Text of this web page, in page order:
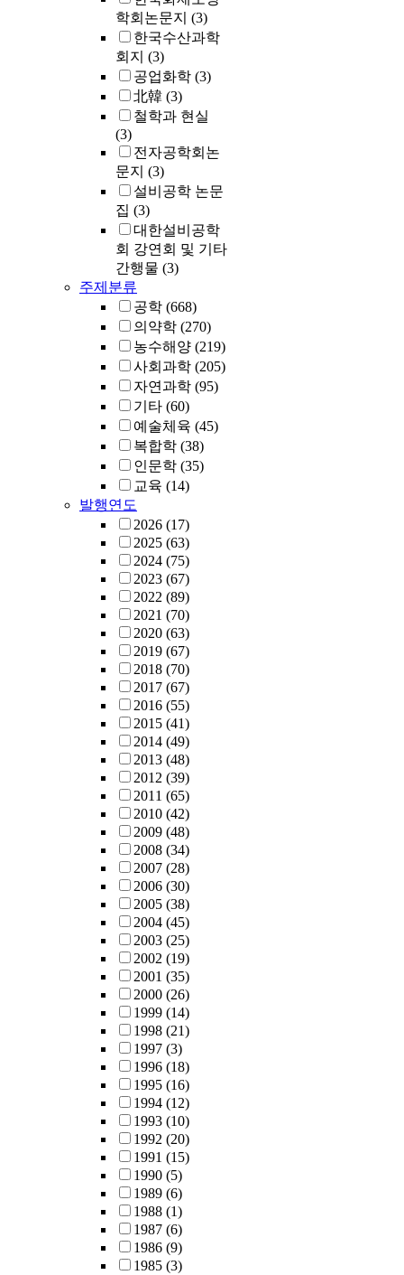
학회논문지 (3)
한국수산과학
회지 (3)
공업화학 (3)
北韓 (3)
철학과 현실
(3)
전자공학회논
문지 (3)
설비공학 논문
집 (3)
대한설비공학
회 강연회 및 기타
간행물 (3)
주제분류
공학 (668)
의약학 (270)
농수해양 (219)
사회과학 (205)
자연과학 (95)
기타 (60)
예술체육 (45)
복합학 (38)
인문학 (35)
교육 (14)
발행연도
2026 (17)
2025 (63)
2024 (75)
2023 (67)
2022 (89)
2021 (70)
2020 (63)
2019 (67)
2018 (70)
2017 (67)
2016 (55)
2015 (41)
2014 (49)
2013 (48)
2012 (39)
2011 (65)
2010 (42)
2009 (48)
2008 (34)
2007 (28)
2006 (30)
2005 (38)
2004 (45)
2003 (25)
2002 (19)
2001 (35)
2000 (26)
1999 (14)
1998 (21)
1997 (3)
1996 (18)
1995 (16)
1994 (12)
1993 (10)
1992 (20)
1991 (15)
1990 (5)
1989 (6)
1988 (1)
1987 (6)
1986 (9)
1985 (3)